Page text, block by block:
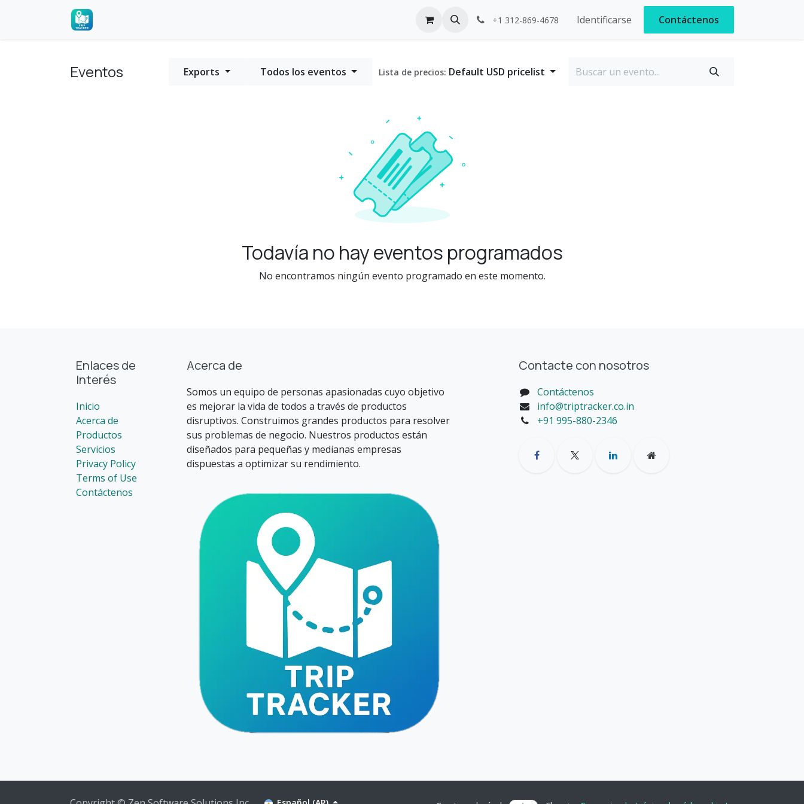
+1 312-869-4678 Identificarse Contáctenos
Eventos Exports Todos los eventos Lista de precios: Default USD pricelist
Todavía no hay eventos programados
No encontramos ningún evento programado en este momento.
Enlaces de
Interés
Inicio
Acerca de
Productos
Servicios
Privacy Policy
Terms of Use
Contáctenos
Contacte con nosotros
Contáctenos
info@triptracker.co.in
+91 995-880-2346
Acerca de
Somos un equipo de personas apasionadas cuyo objetivo
es mejorar la vida de todos a través de productos
disruptivos. Construimos grandes productos para resolver
sus problemas de negocio. Nuestros productos están
diseñados para pequeñas y medianas empresas
dispuestas a optimizar su rendimiento.